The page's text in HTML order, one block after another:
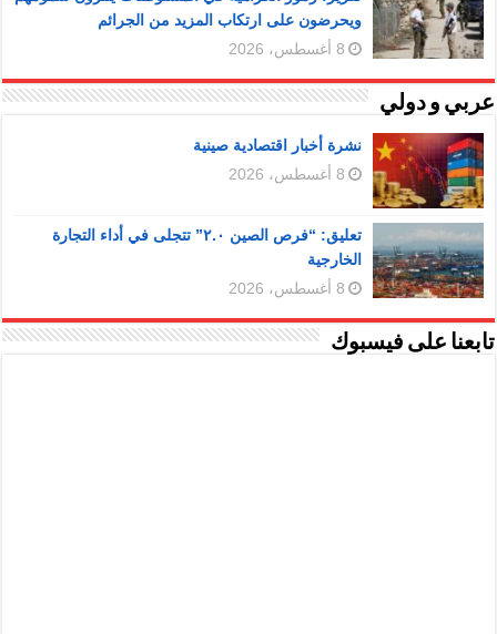
ويحرضون على ارتكاب المزيد من الجرائم
8 أغسطس، 2026
عربي و دولي
نشرة أخبار اقتصادية صينية
8 أغسطس، 2026
تعليق: “فرص الصين ٢.٠” تتجلى في أداء التجارة
الخارجية
8 أغسطس، 2026
تابعنا على فيسبوك